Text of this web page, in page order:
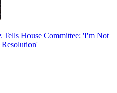
House Committee: 'I'm Not